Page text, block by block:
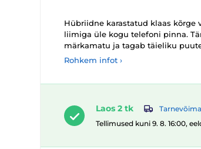
Hübriidne karastatud klaas kõrge
liimiga üle kogu telefoni pinna.
märkamatu ja tagab täieliku
Rohkem infot ›
Laos 2 tk
Tellimused kuni 9. 8. 16:00,